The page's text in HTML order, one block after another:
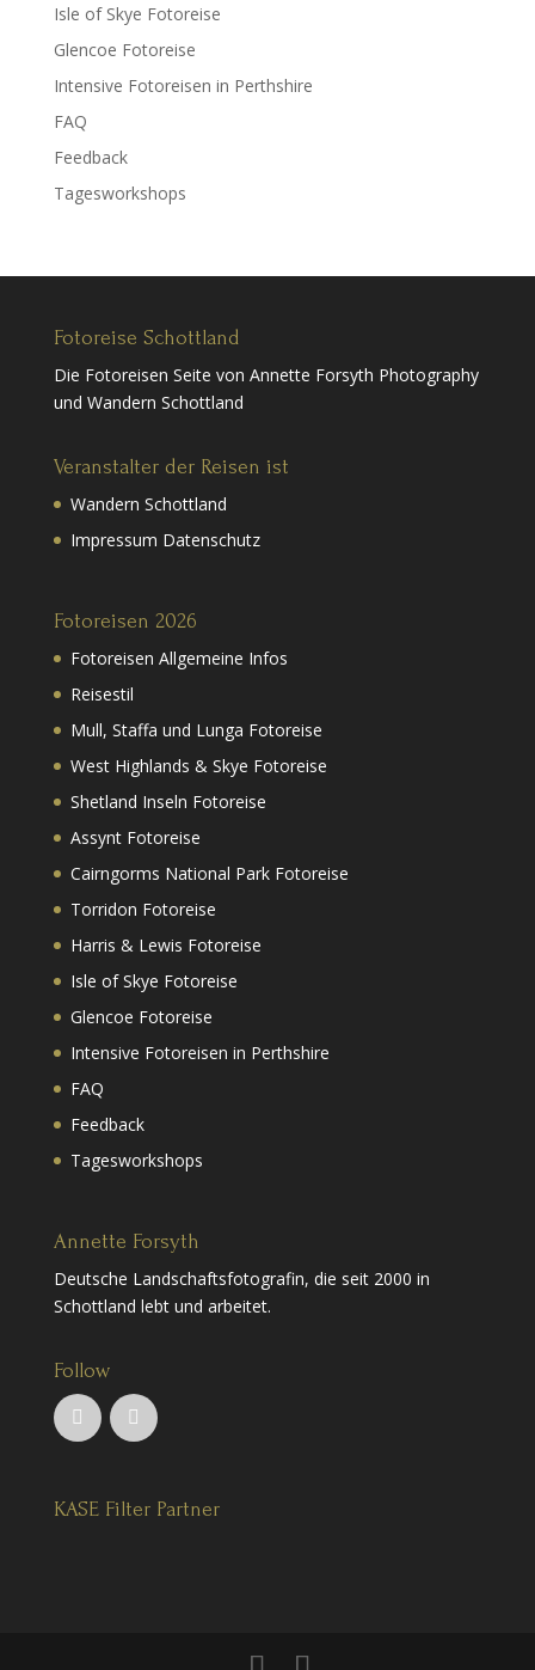
Isle of Skye Fotoreise
Glencoe Fotoreise
Intensive Fotoreisen in Perthshire
FAQ
Feedback
Tagesworkshops
Fotoreise Schottland
Die Fotoreisen Seite von Annette Forsyth Photography
und Wandern Schottland
Veranstalter der Reisen ist
Wandern Schottland
Impressum Datenschutz
Fotoreisen 2026
Fotoreisen Allgemeine Infos
Reisestil
Mull, Staffa und Lunga Fotoreise
West Highlands & Skye Fotoreise
Shetland Inseln Fotoreise
Assynt Fotoreise
Cairngorms National Park Fotoreise
Torridon Fotoreise
Harris & Lewis Fotoreise
Isle of Skye Fotoreise
Glencoe Fotoreise
Intensive Fotoreisen in Perthshire
FAQ
Feedback
Tagesworkshops
Annette Forsyth
Deutsche Landschaftsfotografin, die seit 2000 in
Schottland lebt und arbeitet.
Follow
KASE Filter Partner